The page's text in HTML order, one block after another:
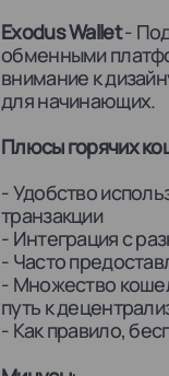
Exodus Wallet-
обменными
внимание к
для начинающих.
Плюсы горячих
- Удобство
транзакции
- Интеграция с
- Часто
- Множество
путь к
- Как правило,